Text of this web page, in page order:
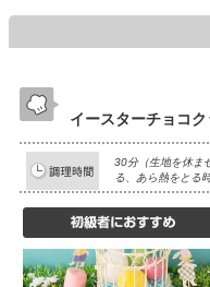
イースターチョコ
30分（生地を休ま
る、あら熱をとる